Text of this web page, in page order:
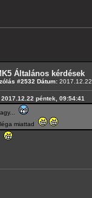
Általános kérdések
#2532 Dátum:
péntek, 09:54:41
miattad